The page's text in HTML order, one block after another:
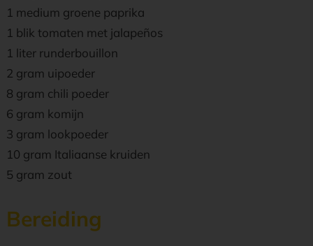
1 medium groene paprika
1 blik tomaten met jalapeños
1 liter runderbouillon
2 gram uipoeder
8 gram chili poeder
6 gram komijn
3 gram lookpoeder
10 gram Italiaanse kruiden
5 gram zout
Bereiding